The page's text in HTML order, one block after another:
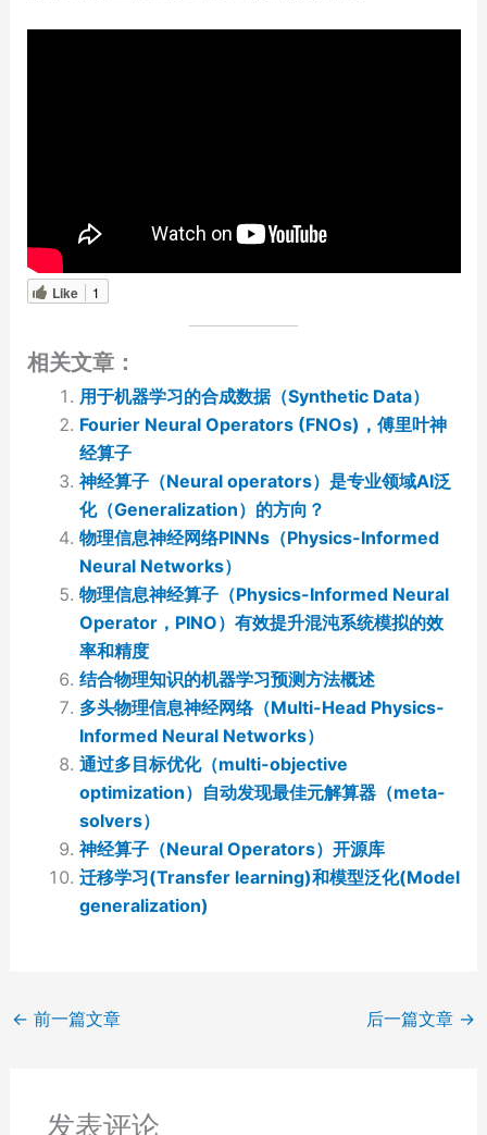
Like 1
相关文章：
用于机器学习的合成数据（Synthetic Data）
Fourier Neural Operators (FNOs)，傅里叶神
经算子
神经算子（Neural operators）是专业领域AI泛
化（Generalization）的方向？
物理信息神经网络PINNs（Physics-Informed
Neural Networks）
物理信息神经算子（Physics-Informed Neural
Operator，PINO）有效提升混沌系统模拟的效
率和精度
结合物理知识的机器学习预测方法概述
多头物理信息神经网络（Multi-Head Physics-
Informed Neural Networks）
通过多目标优化（multi-objective
optimization）自动发现最佳元解算器（meta-
solvers）
神经算子（Neural Operators）开源库
迁移学习(Transfer learning)和模型泛化(Model
generalization)
← 前一篇文章 后一篇文章 →
发表评论